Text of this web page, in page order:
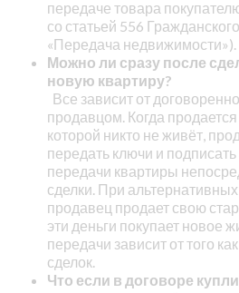
передаче товара
со статьей 556
«Передача недвижимости»).
Можно ли сразу после
новую квартиру?
Все зависит от
продавцом. Когда
которой никто не живёт,
передать ключи и
передачи квартиры
сделки. При альтернативных
продавец продает свою
эти деньги покупает новое
передачи зависит от того
сделок.
Что если в договоре